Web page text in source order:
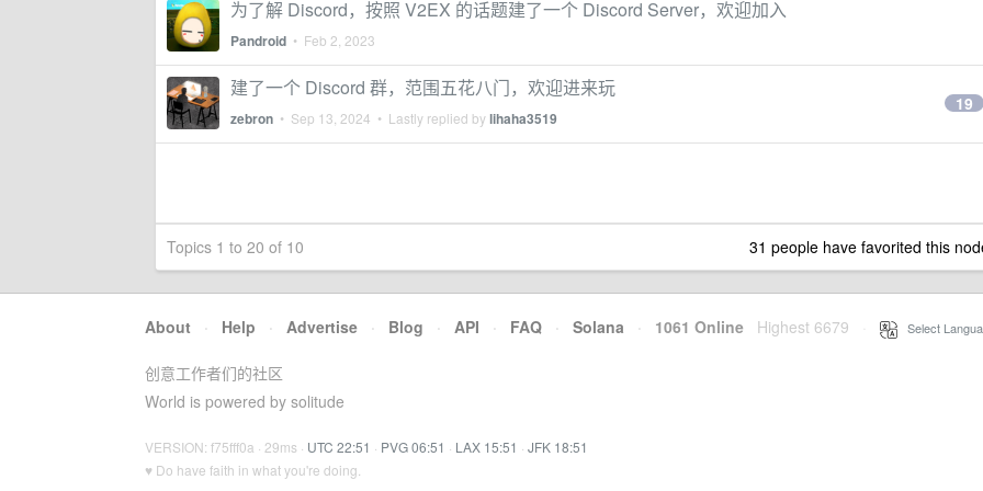
为了解 Discord，按照 V2EX 的话题建了一个 Discord Server，欢迎加入
Pandroid • Feb 2, 2023
建了一个 Discord 群，范围五花八门，欢迎进来玩
zebron • Sep 13, 2024 • Lastly replied bylihaha3519
19
Topics 1 to 20 of 10 31 people have favorited this
About · Help · Advertise · Blog · API · FAQ · Solana · 1061 Online Highest 6679 Select
创意工作者们的社区
World is powered by solitude
VERSION: f75fff0a · 29ms · UTC 22:51 · PVG 06:51 · LAX 15:51 · JFK 18:51
♥ Do have faith in what you're doing.